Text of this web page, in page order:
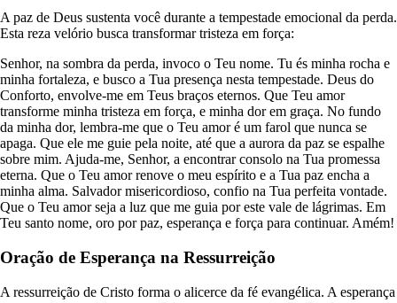
A paz de Deus sustenta você durante a tempestade emocional da perda.
Esta reza velório busca transformar tristeza em força:
Senhor, na sombra da perda, invoco o Teu nome. Tu és minha rocha e
minha fortaleza, e busco a Tua presença nesta tempestade. Deus do
Conforto, envolve-me em Teus braços eternos. Que Teu amor
transforme minha tristeza em força, e minha dor em graça. No fundo
da minha dor, lembra-me que o Teu amor é um farol que nunca se
apaga. Que ele me guie pela noite, até que a aurora da paz se espalhe
sobre mim. Ajuda-me, Senhor, a encontrar consolo na Tua promessa
eterna. Que o Teu amor renove o meu espírito e a Tua paz encha a
minha alma. Salvador misericordioso, confio na Tua perfeita vontade.
Que o Teu amor seja a luz que me guia por este vale de lágrimas. Em
Teu santo nome, oro por paz, esperança e força para continuar. Amém!
Oração de Esperança na Ressurreição
A ressurreição de Cristo forma o alicerce da fé evangélica. A esperança